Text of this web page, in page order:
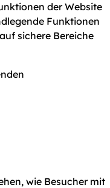
der Website
Funktionen
sichere Bereiche
wie Besucher mit